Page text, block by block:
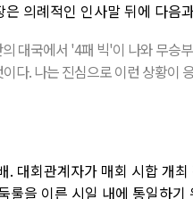
의례적인 인사말 뒤에 다음
대국에서 '4패 빅'이 나와 무승
다. 나는 진심으로 이런 상황이
대회관계자가 매회 시합 개
룰을 이른 시일 내에 통일하